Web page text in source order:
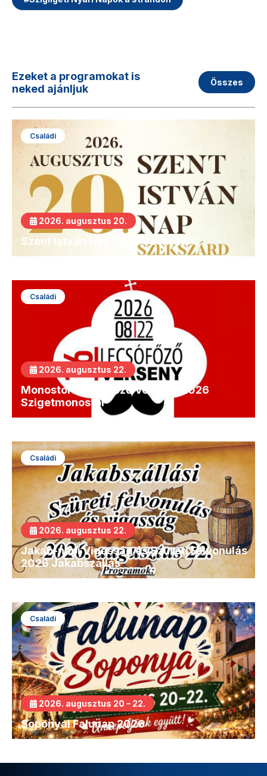
Ezeket a programokat is
neked ajánljuk
Összes
Családi
2026. augusztus 20.
Szent István Nap 2026 Szekszárd
Családi
2026. augusztus 22.
Monostori Lecsófőző Verseny 2026
Szigetmonostor
Családi
2026. augusztus 22.
Jakab-napi Vigasság és Szüreti Felvonulás
2026 Jakabszállás
Családi
2026. augusztus 20 – 22.
Soponyai Falunap 2026